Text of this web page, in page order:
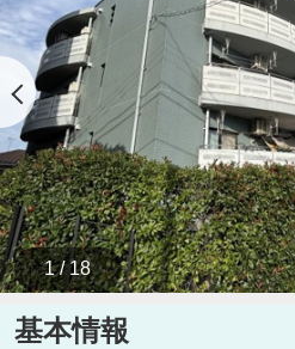
1 / 18
基本情報